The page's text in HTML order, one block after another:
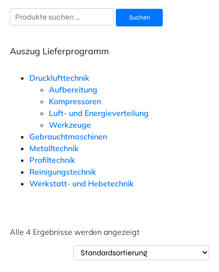
Suchen
nach:
Suchen
Auszug Lieferprogramm
Drucklufttechnik
Aufbereitung
Kompressoren
Luft- und Energieverteilung
Werkzeuge
Gebrauchtmaschinen
Metalltechnik
Profiltechnik
Reinigungstechnik
Werkstatt- und Hebetechnik
Alle 4 Ergebnisse werden angezeigt